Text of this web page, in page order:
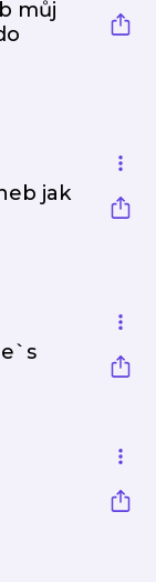
můj
jak